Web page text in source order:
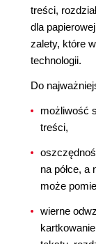
treści,
dla
zalety, które
technologii.
Do
możliwość
treści,
na półce,
może
wierne